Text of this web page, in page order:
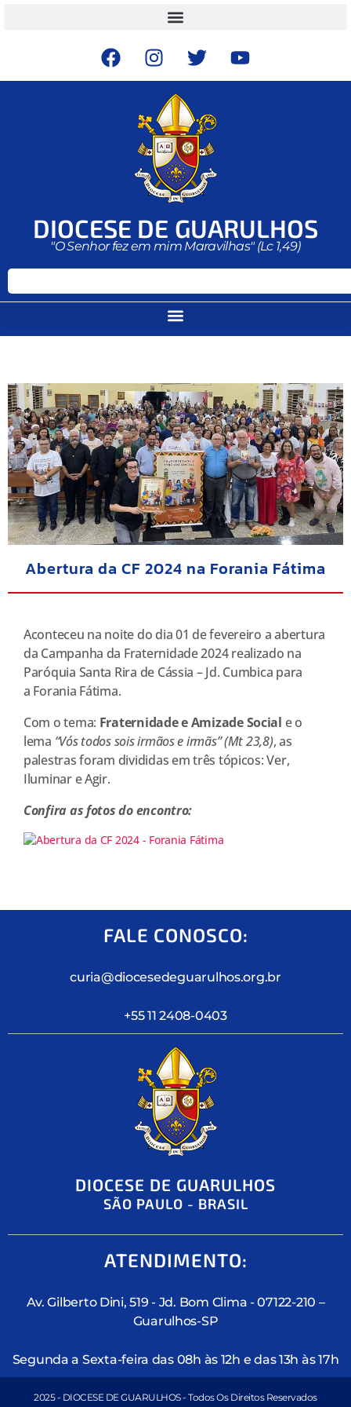
DIOCESE DE GUARULHOS
"O Senhor fez em mim Maravilhas" (Lc 1,49)
Abertura da CF 2024 na Forania Fátima
Aconteceu na noite do dia 01 de fevereiro a abertura
da Campanha da Fraternidade 2024 realizado na
Paróquia Santa Rira de Cássia – Jd. Cumbica para
a Forania Fátima.
Com o tema: Fraternidade e Amizade Social e o
lema “Vós todos sois irmãos e irmãs”(Mt 23,8), as
palestras foram divididas em três tópicos: Ver,
Iluminar e Agir.
Confira as fotos do encontro:
FALE CONOSCO:
curia@diocesedeguarulhos.org.br
+55 11 2408-0403
DIOCESE DE GUARULHOS
SÃO PAULO - BRASIL
ATENDIMENTO:
Av. Gilberto Dini, 519 - Jd. Bom Clima - 07122-210 –
Guarulhos-SP
Segunda a Sexta-feira das 08h às 12h e das 13h às 17h
2025 - DIOCESE DE GUARULHOS - Todos Os Direitos Reservados